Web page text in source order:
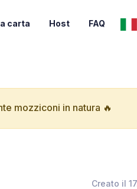
carta Host FAQ
mozziconi in natura 🔥
Creato il